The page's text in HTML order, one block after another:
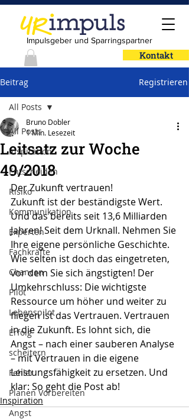
Impulsgeber und Sparringspartner
Kontakt
Beitrag Registrieren
All Posts
Inspiration
Entscheiden
Risiko
Kommunikation
Experten
Fachkräfte
Chancen
Pilot
Lebenspilot
Erfolg
scheitern
Fehler
Planen Vorbereiten
Angst
All Posts
Leitsatz zur Woche
49/2018
Bruno Dobler
1 Min. Lesezeit
Der Zukunft vertrauen!
Zukunft ist der beständigste Wert.
Und das bereits seit 13,6 Milliarden
Jahren! Seit dem Urknall. Nehmen Sie
Ihre eigene persönliche Geschichte.
Wie selten ist doch das eingetreten,
vor dem Sie sich ängstigten! Der
Umkehrschluss: Die wichtigste
Ressource um höher und weiter zu
fliegen ist das Vertrauen. Vertrauen
in die Zukunft. Es lohnt sich, die
Angst – nach einer sauberen Analyse
– mit Vertrauen in die eigene
Leistungsfähigkeit zu ersetzen. Und
klar: So geht die Post ab!
Inspiration